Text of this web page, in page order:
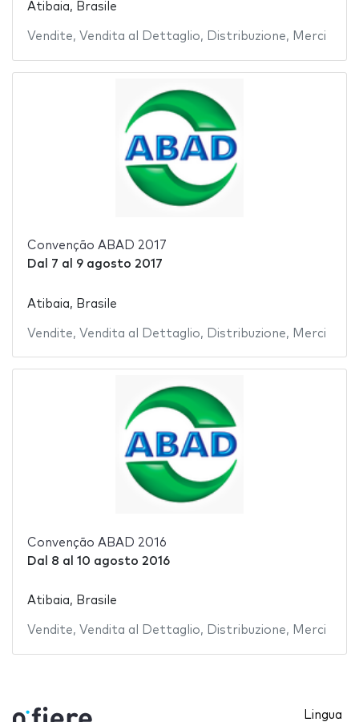
Atibaia, Brasile
Vendite, Vendita al Dettaglio, Distribuzione, Merci
Convenção ABAD 2017
Dal 7 al 9 agosto 2017
Atibaia, Brasile
Vendite, Vendita al Dettaglio, Distribuzione, Merci
Convenção ABAD 2016
Dal 8 al 10 agosto 2016
Atibaia, Brasile
Vendite, Vendita al Dettaglio, Distribuzione, Merci
Lingua